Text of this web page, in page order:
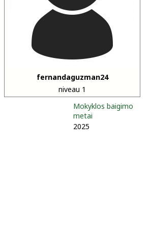
fernandaguzman24
niveau 1
Mokyklos baigimo
metai
2025